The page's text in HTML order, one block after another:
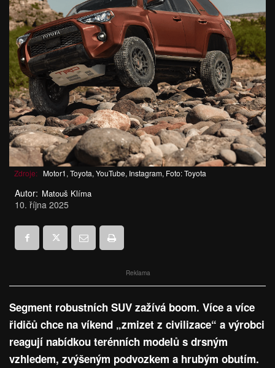
Zdroje: Motor1, Toyota, YouTube, Instagram, Foto: Toyota
Autor: Matouš Klíma
10. října 2025
Reklama
Segment robustních SUV zažívá boom. Více a více
řidičů chce na víkend „zmizet z civilizace“ a výrobci
reagují nabídkou terénních modelů s drsným
vzhledem, zvýšeným podvozkem a hrubým obutím.